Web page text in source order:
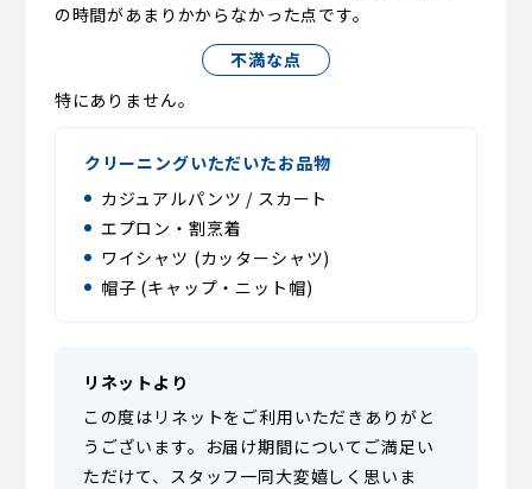
の時間があまりかからなかった点です。
不満な点
特にありません。
クリーニングいただいたお品物
カジュアルパンツ / スカート
エプロン・割烹着
ワイシャツ (カッターシャツ)
帽子 (キャップ・ニット帽)
リネットより
この度はリネットをご利用いただきありがと
うございます。お届け期間についてご満足い
ただけて、スタッフ一同大変嬉しく思いま